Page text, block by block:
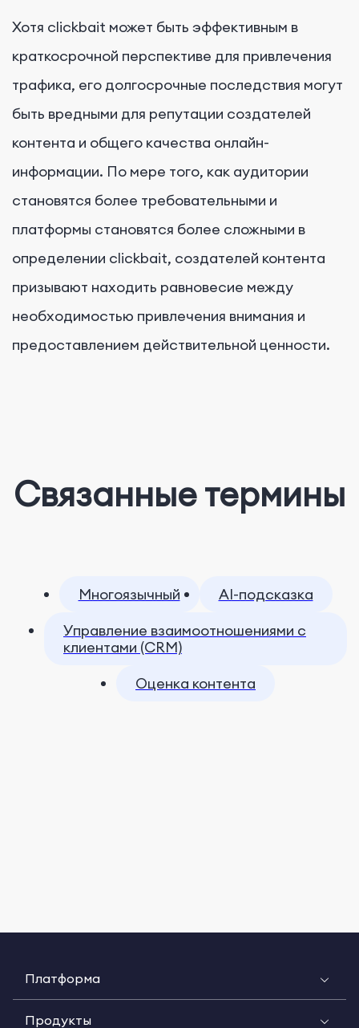
Хотя clickbait может быть эффективным в
краткосрочной перспективе для привлечения
трафика, его долгосрочные последствия могут
быть вредными для репутации создателей
контента и общего качества онлайн-
информации. По мере того, как аудитории
становятся более требовательными и
платформы становятся более сложными в
определении clickbait, создателей контента
призывают находить равновесие между
необходимостью привлечения внимания и
предоставлением действительной ценности.
Связанные термины
Многоязычный
AI-подсказка
Управление взаимоотношениями с
клиентами (CRM)
Оценка контента
Платформа
Продукты